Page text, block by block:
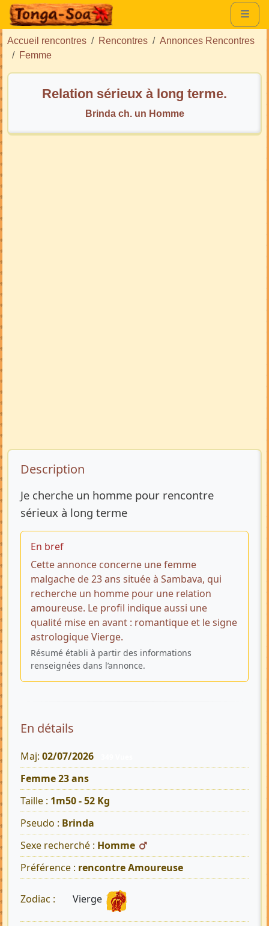
Accueil rencontres Rencontres
Annonces Rencontres
Femme
Relation sérieux à long terme.
Brinda ch. un Homme
Description de l’annonce
Description
Je cherche un homme pour rencontre
sérieux à long terme
En bref
Cette annonce concerne une femme
malgache de 23 ans située à Sambava, qui
recherche un homme pour une relation
amoureuse. Le profil indique aussi une
qualité mise en avant : romantique et le signe
astrologique Vierge.
Résumé établi à partir des informations
renseignées dans l’annonce.
En détails
Maj: 02/07/2026
Femme 23 ans
Taille : 1m50 - 52 Kg
Pseudo : Brinda
Sexe recherché : Homme
Préférence : rencontre Amoureuse
Zodiac : Vierge